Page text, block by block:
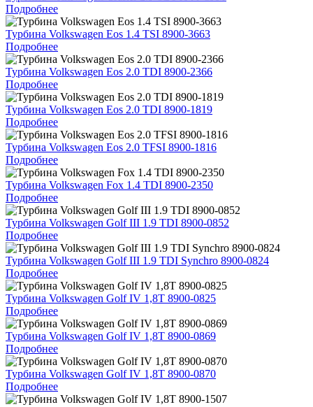
Подробнее
Турбина Volkswagen Eos 1.4 TSI 8900-3663
Подробнее
Турбина Volkswagen Eos 2.0 TDI 8900-2366
Подробнее
Турбина Volkswagen Eos 2.0 TDI 8900-1819
Подробнее
Турбина Volkswagen Eos 2.0 TFSI 8900-1816
Подробнее
Турбина Volkswagen Fox 1.4 TDI 8900-2350
Подробнее
Турбина Volkswagen Golf III 1.9 TDI 8900-0852
Подробнее
Турбина Volkswagen Golf III 1.9 TDI Synchro 8900-0824
Подробнее
Турбина Volkswagen Golf IV 1,8T 8900-0825
Подробнее
Турбина Volkswagen Golf IV 1,8T 8900-0869
Подробнее
Турбина Volkswagen Golf IV 1,8T 8900-0870
Подробнее